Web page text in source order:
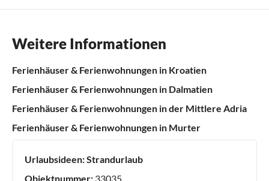
Weitere Informationen
Ferienhäuser & Ferienwohnungen in Kroatien
Ferienhäuser & Ferienwohnungen in Dalmatien
Ferienhäuser & Ferienwohnungen in der Mittlere Adria
Ferienhäuser & Ferienwohnungen in Murter
Urlaubsideen:Strandurlaub
Objektnummer: 33035